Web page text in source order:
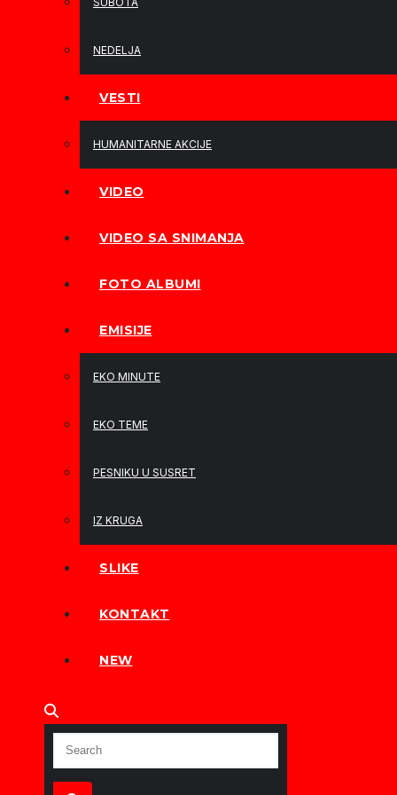
NEDELJA
VESTI
HUMANITARNE AKCIJE
VIDEO
VIDEO SA SNIMANJA
FOTO ALBUMI
EMISIJE
EKO MINUTE
EKO TEME
PESNIKU U SUSRET
IZ KRUGA
SLIKE
KONTAKT
NEW